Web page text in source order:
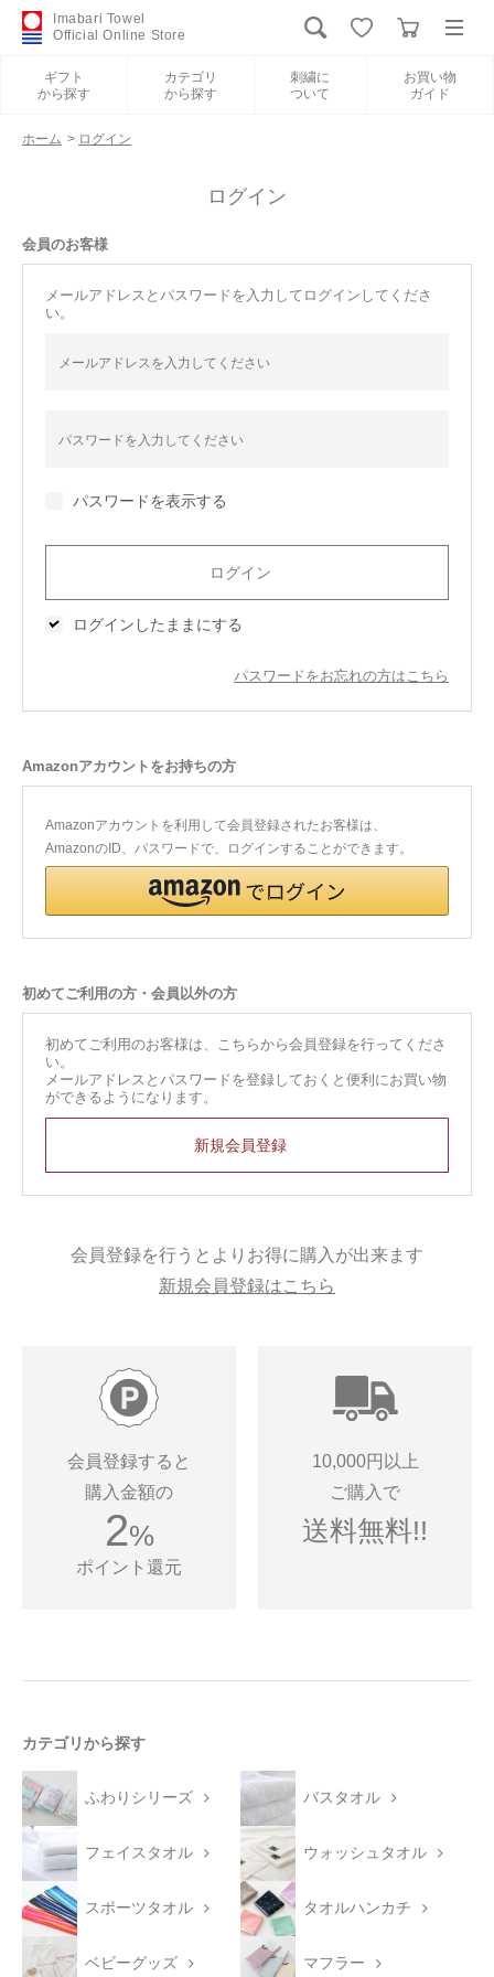
Imabari Towel
Official Online Store
ギフト
から探す
カテゴリ
から探す
刺繍に
ついて
お買い物
ガイド
新規会員登録
カテゴリから探す
刺繍について
今治タオルについて
会員サービス
規約
お問い合わせ
ホーム > ログイン
ログイン
会員のお客様
メールアドレスとパスワードを入力してログインしてくださ
い。
パスワードを表示する
ログインしたままにする
パスワードをお忘れの方はこちら
Amazonアカウントをお持ちの方
Amazonアカウントを利用して会員登録されたお客様は、
AmazonのID、パスワードで、ログインすることができます。
初めてご利用の方・会員以外の方
初めてご利用のお客様は、こちらから会員登録を行ってくださ
い。
メールアドレスとパスワードを登録しておくと便利にお買い物
ができるようになります。
会員登録を行うとよりお得に購入が出来ます
新規会員登録はこちら
会員登録すると
購入金額の
2%
ポイント還元
10,000円以上
ご購入で
送料無料!!
カテゴリから探す
ふわりシリーズ バスタオル
フェイスタオル ウォッシュタオル
スポーツタオル タオルハンカチ
ベビーグッズ マフラー